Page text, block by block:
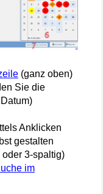
(ganz oben)
Sie die
Anklicken
gestalten
oder 3-spaltig)
im